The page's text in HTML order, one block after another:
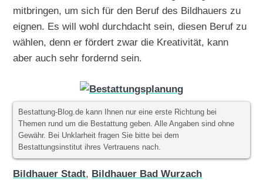
mitbringen, um sich für den Beruf des Bildhauers zu
eignen. Es will wohl durchdacht sein, diesen Beruf zu
wählen, denn er fördert zwar die Kreativität, kann
aber auch sehr fordernd sein.
Bestattung-Blog.de kann Ihnen nur eine erste Richtung bei
Themen rund um die Bestattung geben. Alle Angaben sind ohne
Gewähr. Bei Unklarheit fragen Sie bitte bei dem
Bestattungsinstitut ihres Vertrauens nach.
Bildhauer Stadt, Bildhauer Bad Wurzach